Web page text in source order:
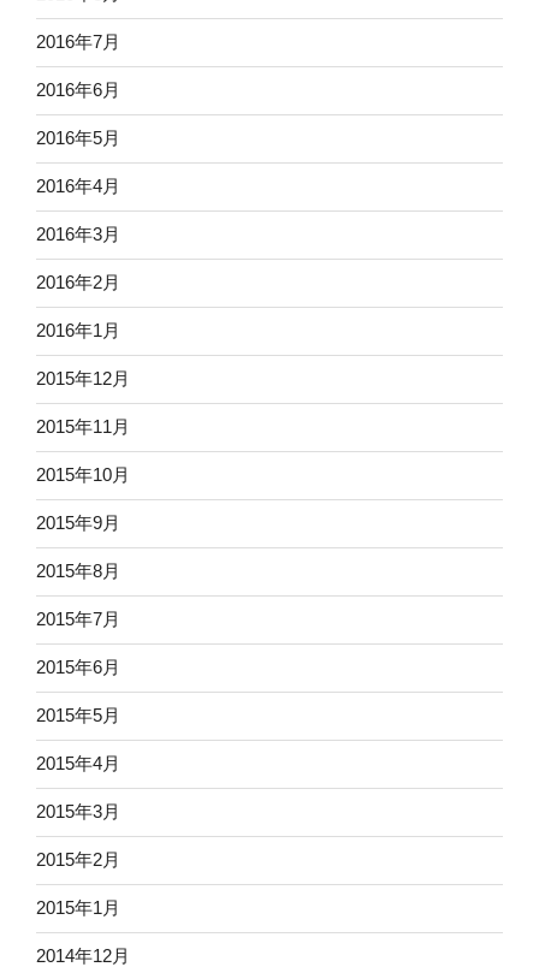
2016年7月
2016年6月
2016年5月
2016年4月
2016年3月
2016年2月
2016年1月
2015年12月
2015年11月
2015年10月
2015年9月
2015年8月
2015年7月
2015年6月
2015年5月
2015年4月
2015年3月
2015年2月
2015年1月
2014年12月